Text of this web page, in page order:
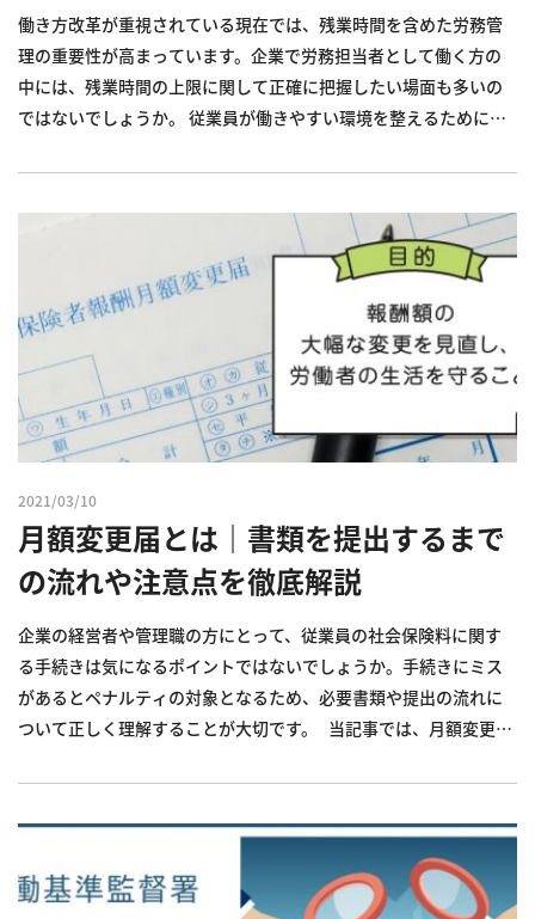
働き方改革が重視されている現在では、残業時間を含めた労務管
理の重要性が高まっています。企業で労務担当者として働く方の
中には、残業時間の上限に関して正確に把握したい場面も多いの
ではないでしょうか。 従業員が働きやすい環境を整えるために
回は、36協定における残業時間の上限を解説します。36協定の締
結に必...
2021/03/10
月額変更届とは｜書類を提出するまで
の流れや注意点を徹底解説
企業の経営者や管理職の方にとって、従業員の社会保険料に関す
る手続きは気になるポイントではないでしょうか。手続きにミス
があるとペナルティの対象となるため、必要書類や提出の流れに
ついて正しく理解することが大切です。 当記事では、月額変更届
いて解説します。月額変更届についての正しい知識を身につ...